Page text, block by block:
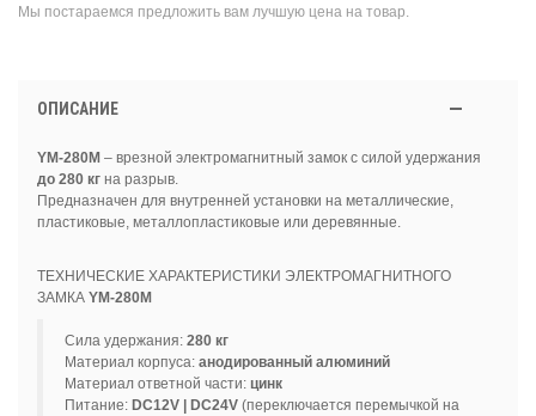
Мы постараемся предложить вам лучшую цена на товар.
ОПИСАНИЕ
YM-280M – врезной электромагнитный замок с силой удержания
до 280 кгна разрыв.
Предназначен для внутренней установки на металлические,
пластиковые, металлопластиковые или деревянные.
ТЕХНИЧЕСКИЕ ХАРАКТЕРИСТИКИ ЭЛЕКТРОМАГНИТНОГО
ЗАМКА YM-280M
Сила удержания: 280 кг
Материал корпуса: анодированный алюминий
Материал ответной части: цинк
Питание: DC12V | DC24V(переключается перемычкой на